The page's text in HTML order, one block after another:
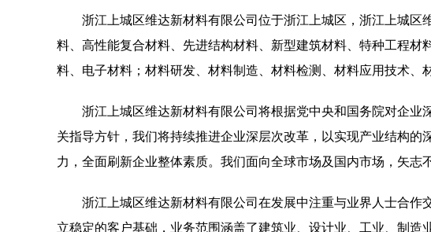
浙江上城区维达新材料有限公司位于浙江上城区，浙江上城区
料、高性能复合材料、先进结构材料、新型建筑材料、特种工程
料、电子材料；材料研发、材料制造、材料检测、材料应用技术、
浙江上城区维达新材料有限公司将根据党中央和国务院对企
关指导方针，我们将持续推进企业深层次改革，以实现产业结构
力，全面刷新企业整体素质。我们面向全球市场及国内市场，矢志
浙江上城区维达新材料有限公司在发展中注重与业界人士合
立稳定的客户基础，业务范围涵盖了建筑业、设计业、工业、制